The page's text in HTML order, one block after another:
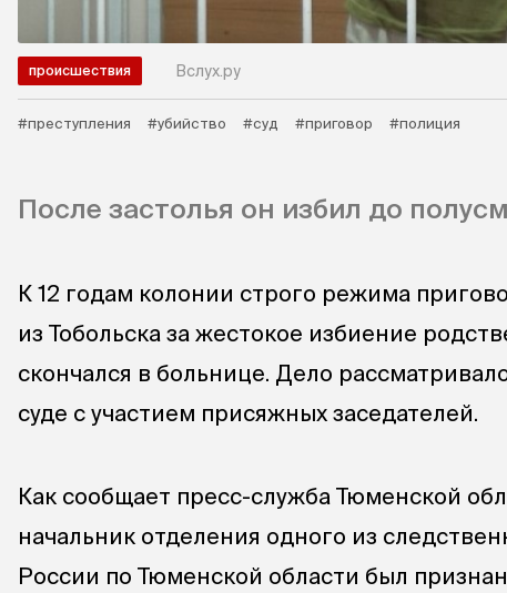
происшествия Вслух.ру
#преступления #убийство #суд #приговор #полиция
После застолья он избил до
К 12 годам колонии строго режима
из Тобольска за жестокое избиение
скончался в больнице. Дело
суде с участием присяжных заседателей.
Как сообщает пресс-служба Тюменской
начальник отделения одного из
России по Тюменской области был